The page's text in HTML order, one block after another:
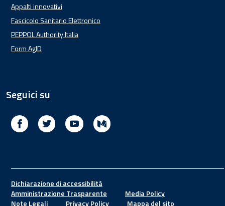
Appalti innovativi
Fascicolo Sanitario Elettronico
PEPPOL Authority Italia
Form AgID
Seguici su
Facebook Twitter Youtube
Footer
Dichiarazione di accessibilità
Amministrazione Trasparente
Media Policy
Note Legali
Privacy Policy Mappa del sito